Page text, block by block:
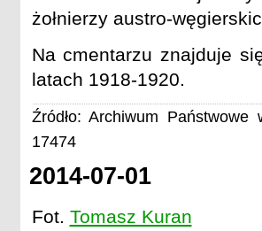
żołnierzy austro-
Na cmentarzu znajduje
latach 1918-1920.
Źródło: Archiwum
17474
2014-07-01
Fot. Tomasz Kuran